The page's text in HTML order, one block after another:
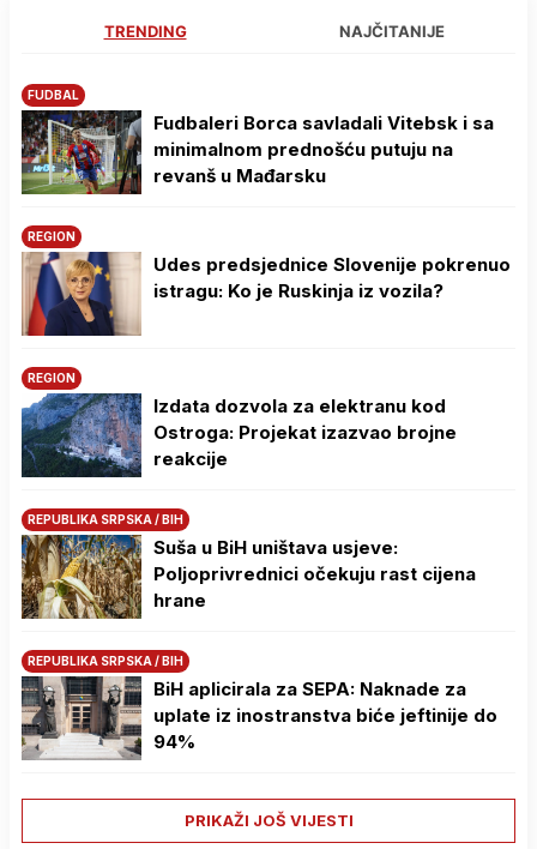
TRENDING NAJČITANIJE
FUDBAL
Fudbaleri Borca savladali Vitebsk i sa
minimalnom prednošću putuju na
revanš u Mađarsku
REGION
Udes predsjednice Slovenije pokrenuo
istragu: Ko je Ruskinja iz vozila?
REGION
Izdata dozvola za elektranu kod
Ostroga: Projekat izazvao brojne
reakcije
REPUBLIKA SRPSKA / BIH
Suša u BiH uništava usjeve:
Poljoprivrednici očekuju rast cijena
hrane
REPUBLIKA SRPSKA / BIH
BiH aplicirala za SEPA: Naknade za
uplate iz inostranstva biće jeftinije do
94%
PRIKAŽI JOŠ VIJESTI